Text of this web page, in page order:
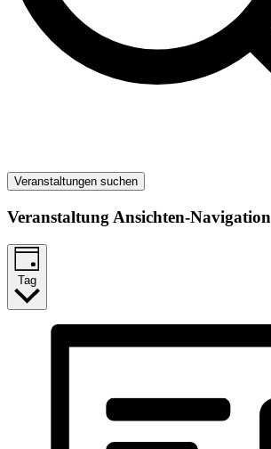
Veranstaltungen suchen
Veranstaltung Ansichten-Navigation
Tag